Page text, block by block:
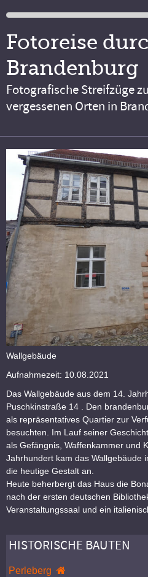
Fotoreise
Brandenburg
Fotografische Streifzüge
vergessenen Orten in
Wallgebäude
Aufnahmezeit: 10.08.2021
Das Wallgebäude aus dem 14.
Puschkinstraße 14 . Den
als repräsentatives Quartier zur
besuchten. Im Lauf seiner
als Gefängnis, Waffenkammer und
Jahrhundert kam das Wallgebäude
die heutige Gestalt an.
Heute beherbergt das Haus die
nach der ersten deutschen
Veranstaltungssaal und ein
HISTORISCHE BAUTEN
Perleberg